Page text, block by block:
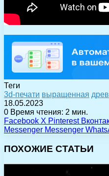
Теги
3d-печати выращенная
18.05.2023
0 Время чтения: 2 мин.
Facebook X Pinterest
Messenger Messenger
ПОХОЖИЕ СТАТЬИ